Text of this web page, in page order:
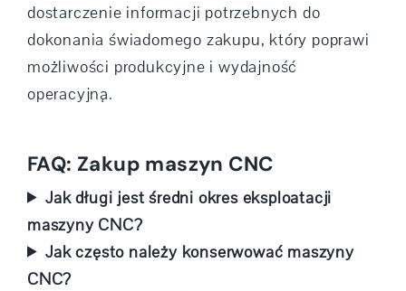
dostarczenie informacji potrzebnych do
dokonania świadomego zakupu, który poprawi
możliwości produkcyjne i wydajność
operacyjną.
FAQ: Zakup maszyn CNC
Jak długi jest średni okres eksploatacji
maszyny CNC?
Jak często należy konserwować maszyny
CNC?